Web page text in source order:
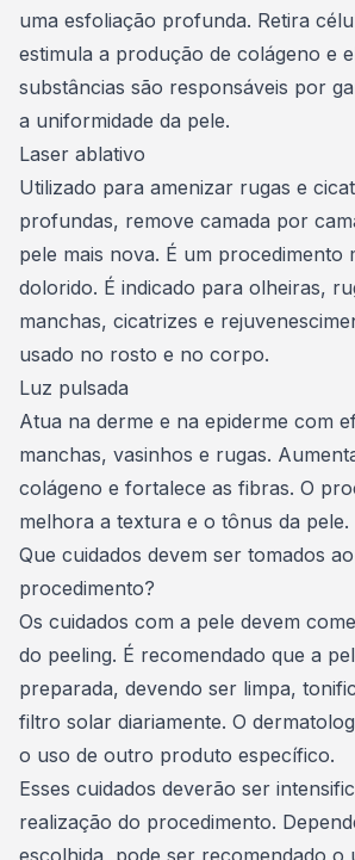
uma esfoliação profunda. Retira
estimula a produção de colágeno e
substâncias são responsáveis por
a uniformidade da pele.
Laser ablativo
Utilizado para amenizar rugas e
profundas, remove camada por
pele mais nova. É um procedimento
dolorido. É indicado para olheiras,
manchas, cicatrizes e
usado no rosto e no corpo.
Luz pulsada
Atua na derme e na epiderme com
manchas, vasinhos e rugas.
colágeno e fortalece as fibras. O
melhora a textura e o tônus da pele.
Que cuidados devem ser tomados
procedimento?
Os cuidados com a pele devem
do peeling. É recomendado que a
preparada, devendo ser limpa,
filtro solar diariamente. O
o uso de outro produto específico.
Esses cuidados deverão ser
realização do procedimento.
escolhida, pode ser recomendado o